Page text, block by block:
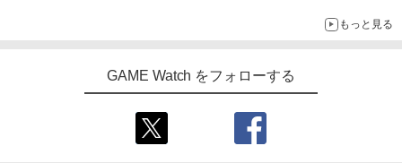
もっと見る
GAME Watch をフォローする